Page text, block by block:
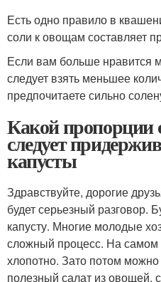
Есть одно правило в
соли к овощам составляет
Если вам больше нравится
следует взять меньшее
предпочитаете сильно
Какой пропорции
следует
капусты
Здравствуйте, дорогие
будет серьезный разговор.
капусту. Многие молодые
сложный процесс. На самом
хлопотно. Зато потом
полезный салат из овощей,